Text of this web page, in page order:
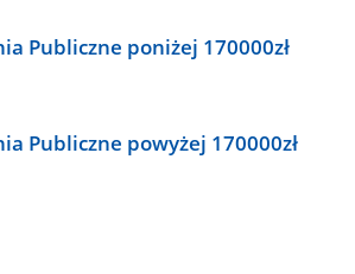
Publiczne poniżej 170000zł
Publiczne powyżej 170000zł